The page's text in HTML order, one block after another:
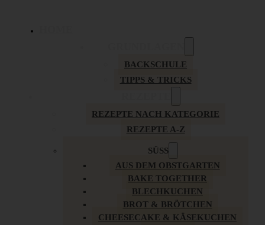
BACKSCHULE
TIPPS & TRICKS
REZEPTE NACH KATEGORIE
REZEPTE A-Z
SÜSS
AUS DEM OBSTGARTEN
BAKE TOGETHER
BLECHKUCHEN
BROT & BRÖTCHEN
CHEESECAKE & KÄSEKUCHEN